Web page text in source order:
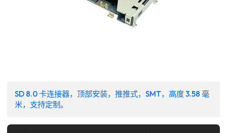
SD 8.0 卡连接器，顶部安装，推推式，SMT，高度 3.58 毫
米，支持定制。